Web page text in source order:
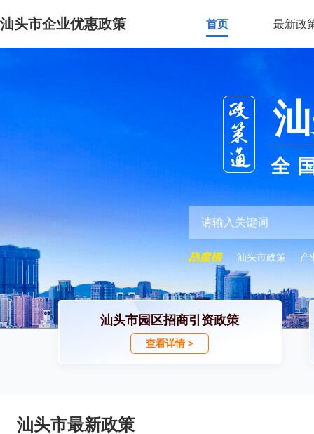
汕头市企业优惠政策 首页 最新政
全
汕头市政策 产
汕头市园区招商引资政策
查看详情 >
汕头市最新政策